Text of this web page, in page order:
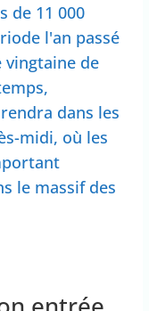
de 11 000
l'an passé
vingtaine de
dans les
midi, où les
le massif des